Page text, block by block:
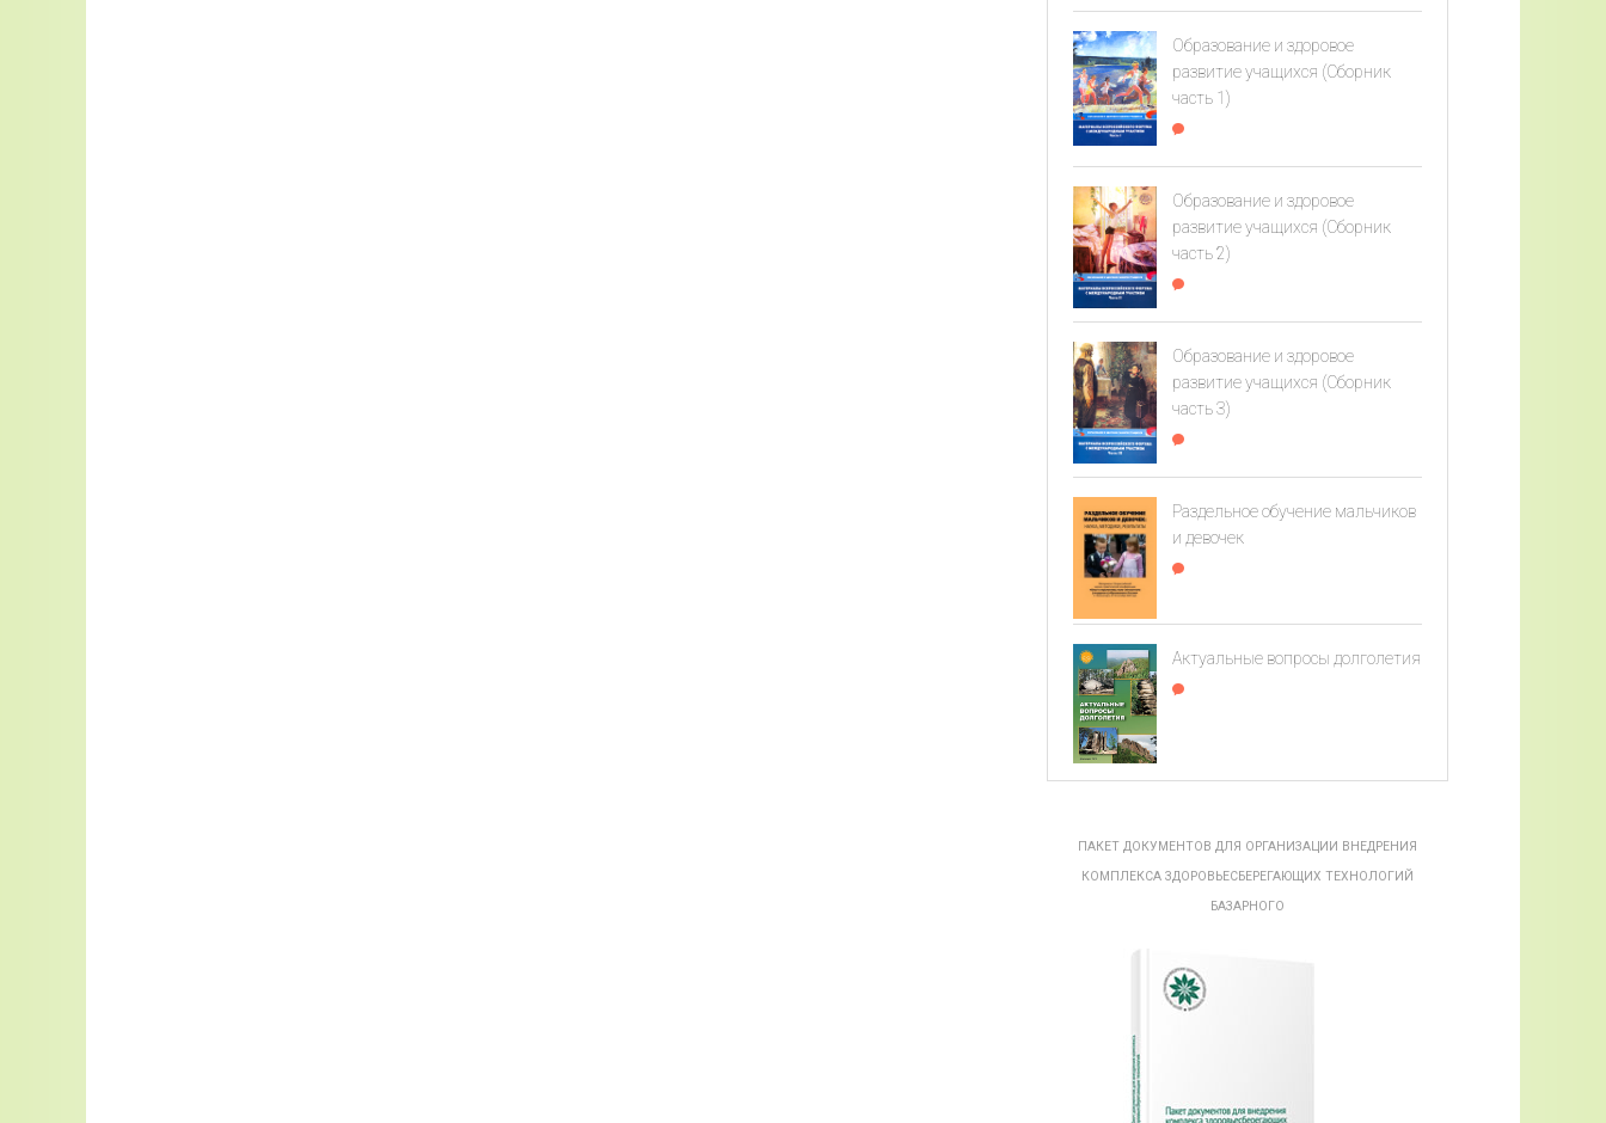
Образование и здоровое
развитие учащихся (Сборник
часть 1)
Образование и здоровое
развитие учащихся (Сборник
часть 2)
Образование и здоровое
развитие учащихся (Сборник
часть 3)
Раздельное обучение мальчиков
и девочек
Актуальные вопросы долголетия
ПАКЕТ ДОКУМЕНТОВ ДЛЯ ОРГАНИЗАЦИИ ВНЕДРЕНИЯ
КОМПЛЕКСА ЗДОРОВЬЕСБЕРЕГАЮЩИХ ТЕХНОЛОГИЙ
БАЗАРНОГО